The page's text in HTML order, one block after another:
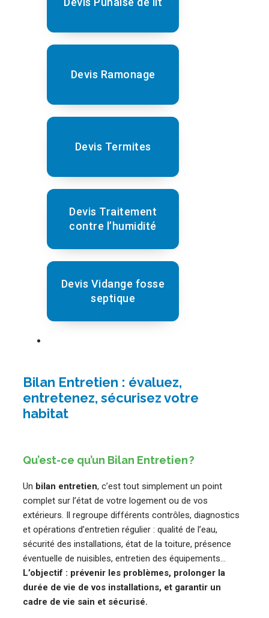
Devis Ramonage
Devis Termites
Devis Traitement
contre l’humidité
Devis Vidange fosse
septique
Bilan Entretien : évaluez,
entretenez, sécurisez votre
habitat
Qu’est-ce qu’un Bilan Entretien ?
Un bilan entretien, c’est tout simplement un point
complet sur l’état de votre logement ou de vos
extérieurs. Il regroupe différents contrôles, diagnostics
et opérations d’entretien régulier : qualité de l’eau,
sécurité des installations, état de la toiture, présence
éventuelle de nuisibles, entretien des équipements…
L’objectif : prévenir les problèmes, prolonger la
durée de vie de vos installations, et garantir un
cadre de vie sain et sécurisé.